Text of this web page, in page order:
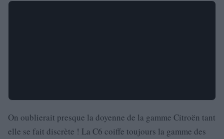
On oublierait presque la doyenne de la gamme Citroën tant
elle se fait discrète ! La C6 coiffe toujours la gamme des